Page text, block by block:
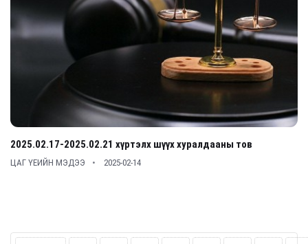
2025.02.17-2025.02.21 хүртэлх шүүх хуралдааны тов
ЦАГ ҮЕИЙН МЭДЭЭ 2025-02-14